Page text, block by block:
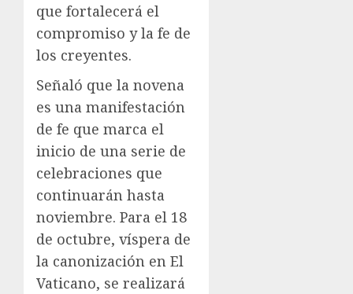
que fortalecerá el
compromiso y la fe de
los creyentes.
Señaló que la novena
es una manifestación
de fe que marca el
inicio de una serie de
celebraciones que
continuarán hasta
noviembre. Para el 18
de octubre, víspera de
la canonización en El
Vaticano, se realizará